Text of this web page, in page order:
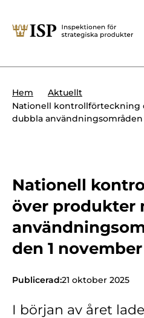
Söktips:
Presskontakt
Forskningssäkerhet
Krigsmateriel
Produkter med
Internationella
Kemvapen-
Om ISP
Kontakt
Lediga jobb
Hem
Aktuellt
Nationell kontrollförteckning
dubbla
Nationell
över produkter
den 1 november
Publicerad:21 oktober 2025
I början av året